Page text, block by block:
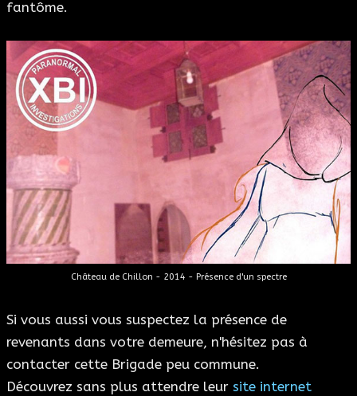
fantôme.
Château de Chillon - 2014 - Présence d'un spectre
Si vous aussi vous suspectez la présence de
revenants dans votre demeure, n'hésitez pas à
contacter cette Brigade peu commune.
Découvrez sans plus attendre leur site internet